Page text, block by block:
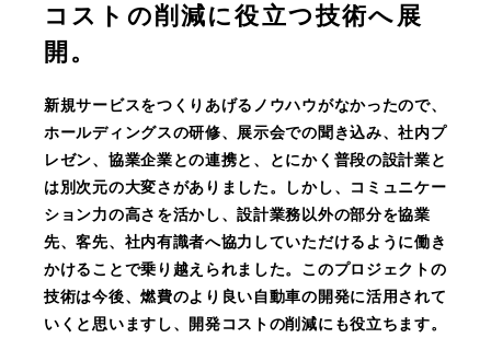
コストの削減に役立つ技術へ展
開。
新規サービスをつくりあげるノウハウがなかったので、
ホールディングスの研修、展示会での聞き込み、社内プ
レゼン、協業企業との連携と、とにかく普段の設計業と
は別次元の大変さがありました。しかし、コミュニケー
ション力の高さを活かし、設計業務以外の部分を協業
先、客先、社内有識者へ協力していただけるように働き
かけることで乗り越えられました。このプロジェクトの
技術は今後、燃費のより良い自動車の開発に活用されて
いくと思いますし、開発コストの削減にも役立ちます。